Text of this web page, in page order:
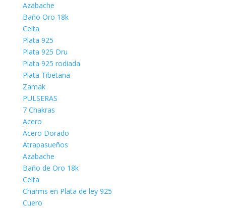
Azabache
Baño Oro 18k
Celta
Plata 925
Plata 925 Dru
Plata 925 rodiada
Plata Tibetana
Zamak
PULSERAS
7 Chakras
Acero
Acero Dorado
Atrapasueños
Azabache
Baño de Oro 18k
Celta
Charms en Plata de ley 925
Cuero